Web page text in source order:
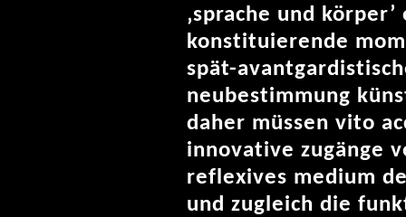
‚sprache und
konstituierende
spät-
neubestimmung
daher müssen vito
innovative zugänge
reflexives medium
und zugleich die